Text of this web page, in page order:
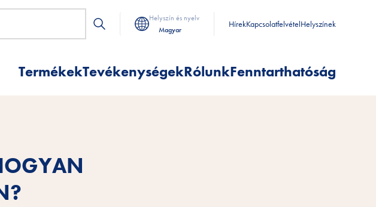
Helyszín és nyelv
Magyar
HírekKapcsolatfelvételHelyszínek
TermékekTevékenységekRólunkFenntarthatóság